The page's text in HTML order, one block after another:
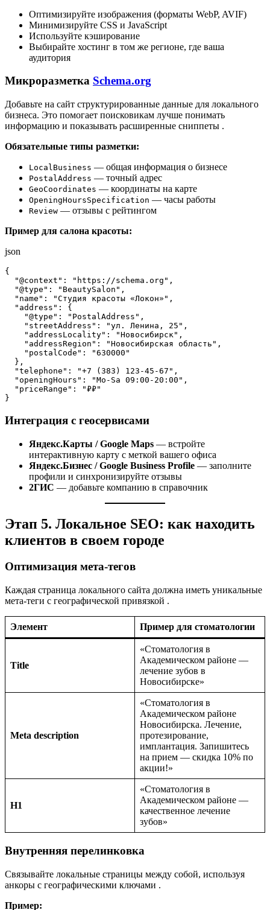
Оптимизируйте изображения (форматы WebP, AVIF)
Минимизируйте CSS и JavaScript
Используйте кэширование
Выбирайте хостинг в том же регионе, где ваша
аудитория
Микроразметка Schema.org
Добавьте на сайт структурированные данные для локального
бизнеса. Это помогает поисковикам лучше понимать
информацию и показывать расширенные сниппеты .
Обязательные типы разметки:
LocalBusiness — общая информация о бизнесе
PostalAddress — точный адрес
GeoCoordinates — координаты на карте
OpeningHoursSpecification — часы работы
Review — отзывы с рейтингом
Пример для салона красоты:
json
{
}
Интеграция с геосервисами
Яндекс.Карты / Google Maps — встройте
интерактивную карту с меткой вашего офиса
Яндекс.Бизнес / Google Business Profile — заполните
профили и синхронизируйте отзывы
2ГИС — добавьте компанию в справочник
Этап 5. Локальное SEO: как находить
клиентов в своем городе
Оптимизация мета-тегов
Каждая страница локального сайта должна иметь уникальные
мета-теги с географической привязкой .
Элемент Пример для стоматологии
Title
«Стоматология в
Академическом районе —
лечение зубов в
Новосибирске»
Meta description
«Стоматология в
Академическом районе
Новосибирска. Лечение,
протезирование,
имплантация. Запишитесь
на прием — скидка 10% по
акции!»
H1
«Стоматология в
Академическом районе —
качественное лечение
зубов»
Внутренняя перелинковка
Связывайте локальные страницы между собой, используя
анкоры с географическими ключами .
Пример: